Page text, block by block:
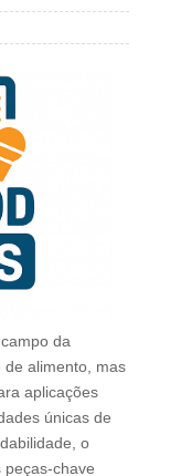
da
de alimento, mas
aplicações
únicas de
o
peças-chave